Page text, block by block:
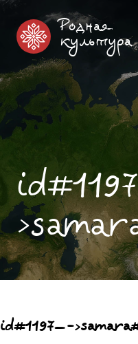
Родная
культура
id#1197—-